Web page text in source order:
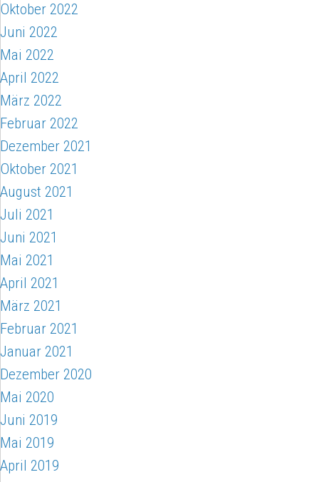
Oktober 2022
Juni 2022
Mai 2022
April 2022
März 2022
Februar 2022
Dezember 2021
Oktober 2021
August 2021
Juli 2021
Juni 2021
Mai 2021
April 2021
März 2021
Februar 2021
Januar 2021
Dezember 2020
Mai 2020
Juni 2019
Mai 2019
April 2019